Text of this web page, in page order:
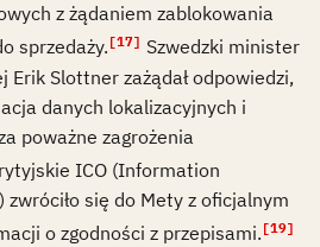
z żądaniem zablokowania
sprzedaży. [17] Szwedzki minister
Slottner zażądał odpowiedzi,
danych lokalizacyjnych i
poważne zagrożenia
ICO (Information
się do Mety z oficjalnym
o zgodności z przepisami. [19]